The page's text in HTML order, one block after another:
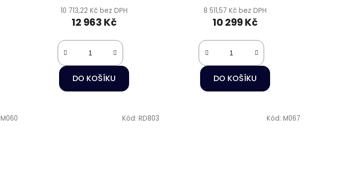
10 713,22 Kč bez DPH
12 963 Kč
DO KOŠÍKU
8 511,57 Kč bez DPH
10 299 Kč
DO KOŠÍKU
M060 Kód: RD803 Kód: M067